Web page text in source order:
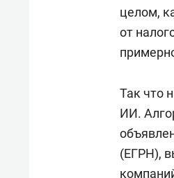
целом,
от
Так что
ИИ.
(ЕГРН),